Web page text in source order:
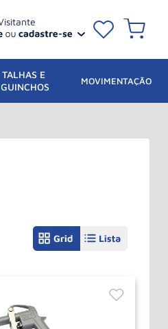
TALHAS E
GUINCHOS
MOVIMENTAÇÃO